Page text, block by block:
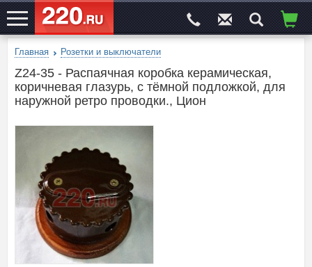
ЭЛЕКТРОСАЙТ№1
Главная Розетки и выключатели
Z24-35 - Распаячная коробка керамическая,
коричневая глазурь, с тёмной подложкой, для
наружной ретро проводки., Цион